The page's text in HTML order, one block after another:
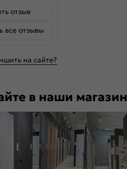
отзыв
все отзывы
на сайте?
в наши